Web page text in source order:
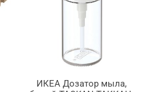
ИКЕА Дозатор мыла,